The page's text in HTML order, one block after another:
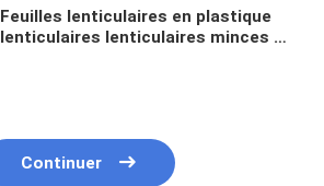
Feuilles lenticulaires en plastique
lenticulaires lenticulaires minces de
Continuer